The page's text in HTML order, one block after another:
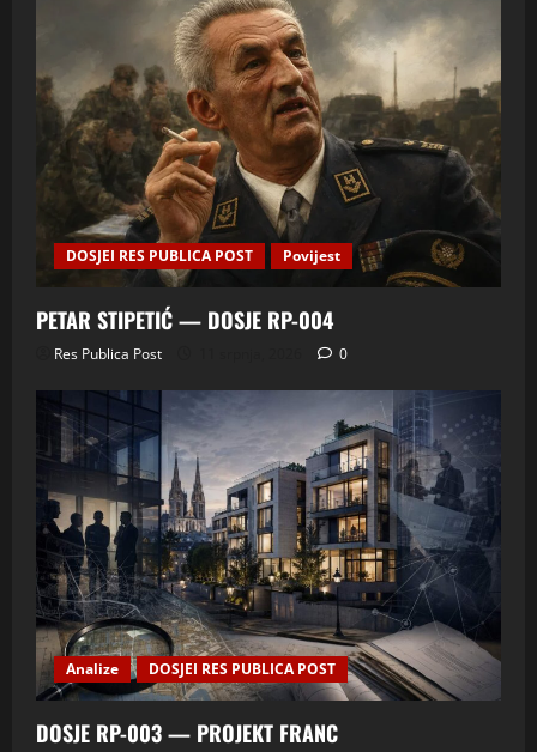
DOSJEI RES PUBLICA POST Povijest
PETAR STIPETIĆ — DOSJE RP-004
Res Publica Post 0
Analize DOSJEI RES PUBLICA POST
DOSJE RP-003 — PROJEKT FRANC